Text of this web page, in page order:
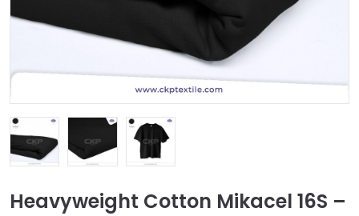
Heavyweight Cotton Mikacel 16S –